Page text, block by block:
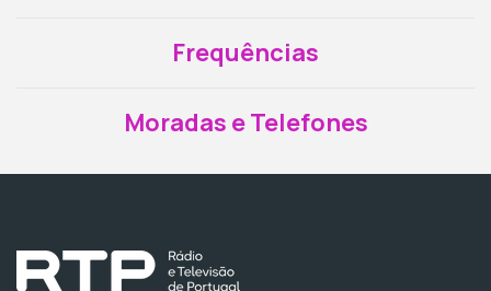
Frequências
Moradas e Telefones